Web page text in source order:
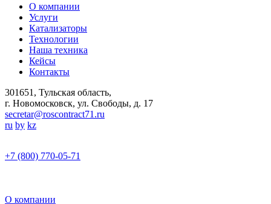
О компании
Услуги
Катализаторы
Технологии
Наша техника
Кейсы
Контакты
301651, Тульская область,
г. Новомосковск, ул. Свободы, д. 17
secretar@roscontract71.ru
ru by kz
+7 (800) 770-05-71
О компании